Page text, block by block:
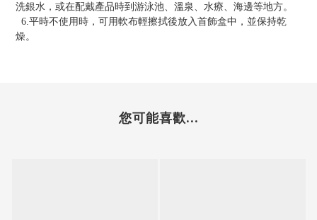
洗銀水，或在配戴產品時到游泳池、溫泉、水療、海邊等地方。
6.平時不使用時，可用軟布輕擦拭後放入首飾盒中，並保持乾
燥。
您可能喜歡...